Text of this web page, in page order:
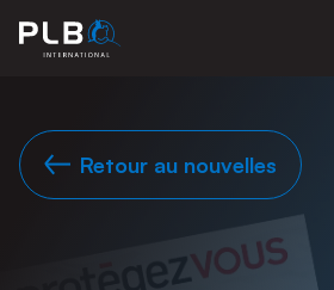
Retour au nouvelles